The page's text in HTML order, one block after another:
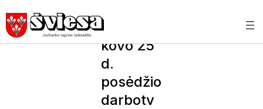
2025 m.
kovo 25
d.
posėdžio
darbotv